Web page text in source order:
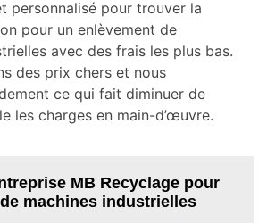
personnalisé pour trouver la
pour un enlèvement de
avec des frais les plus bas.
des prix chers et nous
ce qui fait diminuer de
les charges en main-d’œuvre.
MB Recyclage pour
de machines industrielles